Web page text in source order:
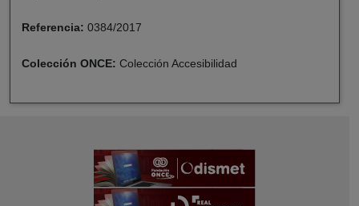
Referencia: 0384/2017
Colección ONCE: Colección Accesibilidad